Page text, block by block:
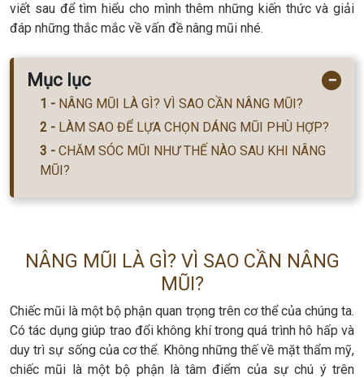
viết sau để tìm hiểu cho mình thêm những kiến thức và giải
đáp những thắc mắc về vấn đề nâng mũi nhé.
Mục lục −
NÂNG MŨI LÀ GÌ? VÌ SAO CẦN NÂNG MŨI?
LÀM SAO ĐỂ LỰA CHỌN DÁNG MŨI PHÙ HỢP?
CHĂM SÓC MŨI NHƯ THẾ NÀO SAU KHI NÂNG
MŨI?
NÂNG MŨI LÀ GÌ? VÌ SAO CẦN NÂNG
MŨI?
Chiếc mũi là một bộ phận quan trọng trên cơ thể của chúng ta.
Có tác dụng giúp trao đổi không khí trong quá trình hô hấp và
duy trì sự sống của cơ thể. Không những thế về mặt thẩm mỹ,
chiếc mũi là một bộ phận là tâm điểm của sự chú ý trên